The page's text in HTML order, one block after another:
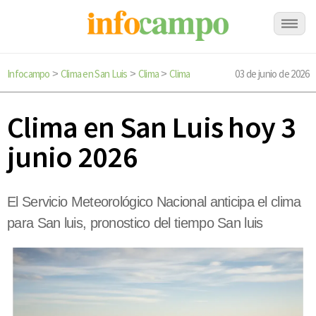
Infocampo > Clima en San Luis > Clima>Clima 03 de junio de 2026
Clima en San Luis hoy 3
junio 2026
El Servicio Meteorológico Nacional anticipa el clima
para San luis, pronostico del tiempo San luis